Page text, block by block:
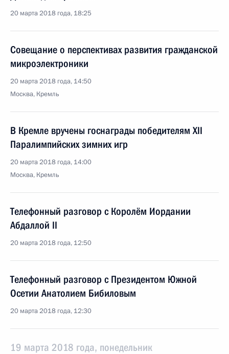
20 марта 2018 года, 18:25
Совещание о перспективах развития гражданской
микроэлектроники
20 марта 2018 года, 14:50
Москва, Кремль
В Кремле вручены госнаграды победителям XII
Паралимпийских зимних игр
20 марта 2018 года, 14:00
Москва, Кремль
Телефонный разговор с Королём Иордании
Абдаллой II
20 марта 2018 года, 12:50
Телефонный разговор с Президентом Южной
Осетии Анатолием Бибиловым
20 марта 2018 года, 12:30
19 марта 2018 года, понедельник